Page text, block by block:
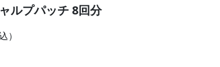
ルプパッチ 8回分
）